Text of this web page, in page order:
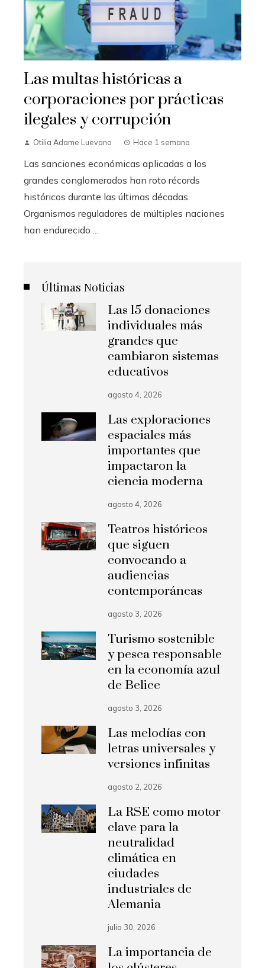
Las multas históricas a
corporaciones por prácticas
ilegales y corrupción
Otilia Adame Luevano Hace 1 semana
Las sanciones económicas aplicadas a los
grandes conglomerados han roto récords
históricos durante las últimas décadas.
Organismos reguladores de múltiples naciones
han endurecido ...
Últimas Noticias
Las 15 donaciones
individuales más
grandes que
cambiaron sistemas
educativos
agosto 4, 2026
Las exploraciones
espaciales más
importantes que
impactaron la
ciencia moderna
agosto 4, 2026
Teatros históricos
que siguen
convocando a
audiencias
contemporáneas
agosto 3, 2026
Turismo sostenible
y pesca responsable
en la economía azul
de Belice
agosto 3, 2026
Las melodías con
letras universales y
versiones infinitas
agosto 2, 2026
La RSE como motor
clave para la
neutralidad
climática en
ciudades
industriales de
Alemania
julio 30, 2026
La importancia de